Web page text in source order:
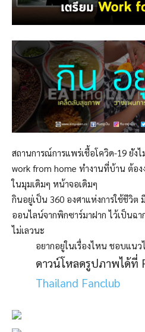
สถานการณ์การแพร่เชื้อโควิด-19 ยัง
work from home ทำงานที่บ้าน ต้อ
ในมุมเดิมๆ หน้าจอเดิมๆ
กินอยู่เป็น 360 องศาแห่งการใช้ชีวิต
ออนไลน์จากพิกซาร์มาฝาก ไว้เป็นฉ
ไม่เลวนะ
อยากอยู่ในเรื่องไหน ชอบแนว
ดาวน์โหลดรูปภาพได้ที่
Thailand Fanclub